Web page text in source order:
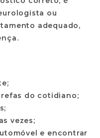
ou
adequado,
do cotidiano;
vezes;
e encontrar